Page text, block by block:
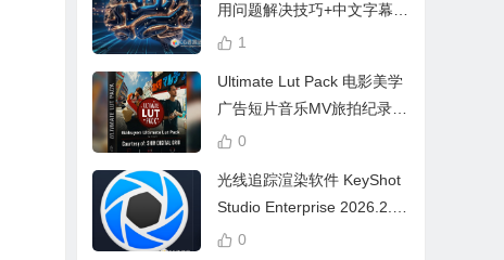
用问题解决技巧+中文字幕 L
earn Problem Solving
1
Ultimate Lut Pack 电影美学
广告短片音乐MV旅拍纪录片
视频调色预设
0
光线追踪渲染软件 KeyShot
Studio Enterprise 2026.2.1
Win中文版
0